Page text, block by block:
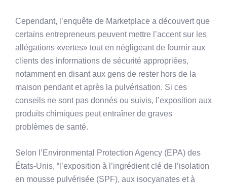
Cependant, l’enquête de Marketplace a découvert que
certains entrepreneurs peuvent mettre l’accent sur les
allégations «vertes» tout en négligeant de fournir aux
clients des informations de sécurité appropriées,
notamment en disant aux gens de rester hors de la
maison pendant et après la pulvérisation. Si ces
conseils ne sont pas donnés ou suivis, l’exposition aux
produits chimiques peut entraîner de graves
problèmes de santé.
Selon l’Environmental Protection Agency (EPA) des
États-Unis, “l’exposition à l’ingrédient clé de l’isolation
en mousse pulvérisée (SPF), aux isocyanates et à